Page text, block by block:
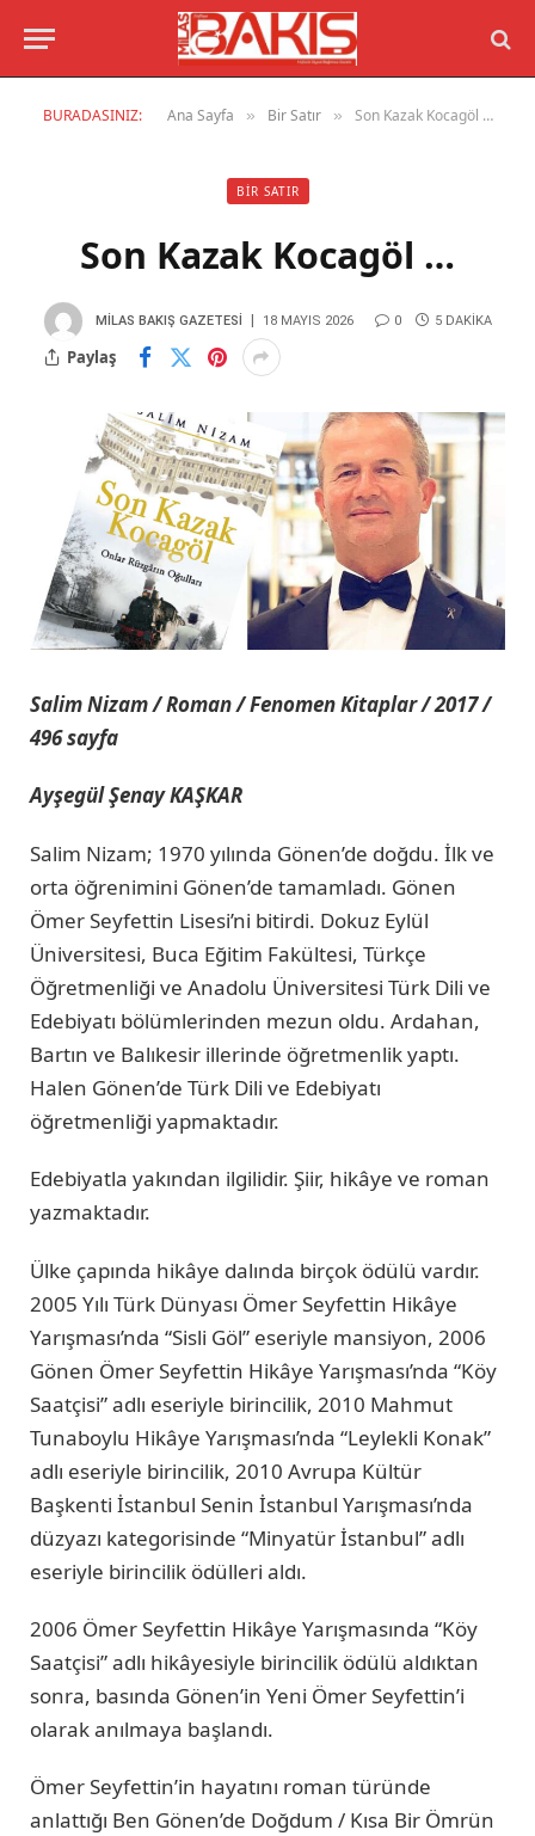
BURADASINIZ: Ana Sayfa » Bir Satır » Son Kazak Kocagöl …
BIR SATIR
Son Kazak Kocagöl …
MILAS BAKIŞ GAZETESI 18 MAYIS 2026 0 5 DAKIKA
Paylaş
Salim Nizam / Roman / Fenomen Kitaplar / 2017 /
496 sayfa
Ayşegül Şenay KAŞKAR
Salim Nizam; 1970 yılında Gönen’de doğdu. İlk ve
orta öğrenimini Gönen’de tamamladı. Gönen
Ömer Seyfettin Lisesi’ni bitirdi. Dokuz Eylül
Üniversitesi, Buca Eğitim Fakültesi, Türkçe
Öğretmenliği ve Anadolu Üniversitesi Türk Dili ve
Edebiyatı bölümlerinden mezun oldu. Ardahan,
Bartın ve Balıkesir illerinde öğretmenlik yaptı.
Halen Gönen’de Türk Dili ve Edebiyatı
öğretmenliği yapmaktadır.
Edebiyatla yakından ilgilidir. Şiir, hikâye ve roman
yazmaktadır.
Ülke çapında hikâye dalında birçok ödülü vardır.
2005 Yılı Türk Dünyası Ömer Seyfettin Hikâye
Yarışması’nda “Sisli Göl” eseriyle mansiyon, 2006
Gönen Ömer Seyfettin Hikâye Yarışması’nda “Köy
Saatçisi” adlı eseriyle birincilik, 2010 Mahmut
Tunaboylu Hikâye Yarışması’nda “Leylekli Konak”
adlı eseriyle birincilik, 2010 Avrupa Kültür
Başkenti İstanbul Senin İstanbul Yarışması’nda
düzyazı kategorisinde “Minyatür İstanbul” adlı
eseriyle birincilik ödülleri aldı.
2006 Ömer Seyfettin Hikâye Yarışmasında “Köy
Saatçisi” adlı hikâyesiyle birincilik ödülü aldıktan
sonra, basında Gönen’in Yeni Ömer Seyfettin’i
olarak anılmaya başlandı.
Ömer Seyfettin’in hayatını roman türünde
anlattığı Ben Gönen’de Doğdum / Kısa Bir Ömrün